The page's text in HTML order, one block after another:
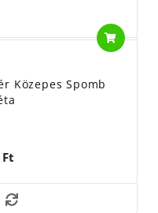
Közepes Spomb